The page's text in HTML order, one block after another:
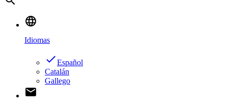
language
Idiomas
doneEspañol
Catalán
Gallego
email